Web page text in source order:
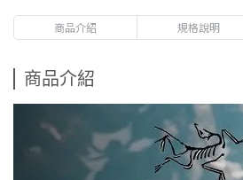
商品介紹 規格說明
商品介紹